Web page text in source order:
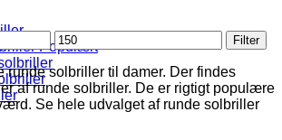
Højeste
pris
Filter
runde solbriller til damer. Der findes
af runde solbriller. De er rigtigt populære
Se hele udvalget af runde solbriller